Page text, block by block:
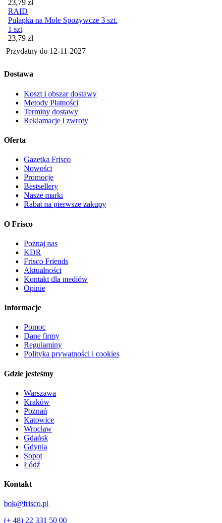
Cena
23,79 zł
RAID
Pułapka na Mole Spożywcze 3 szt.
1 szt
Cena
23,79 zł
Przydatny do 12-11-2027
Dostawa
Koszt i obszar dostawy
Metody Płatności
Terminy dostawy
Reklamacje i zwroty
Oferta
Gazetka Frisco
Nowości
Promocje
Bestsellery
Nasze marki
Rabat na pierwsze zakupy
O Frisco
Poznaj nas
KDR
Frisco Friends
Aktualności
Kontakt dla mediów
Opinie
Informacje
Pomoc
Dane firmy
Regulaminy
Polityka prywatności i cookies
Gdzie jesteśmy
Warszawa
Kraków
Poznań
Katowice
Wrocław
Gdańsk
Gdynia
Sopot
Łódź
Kontakt
bok@frisco.pl
(+ 48) 22 331 50 00